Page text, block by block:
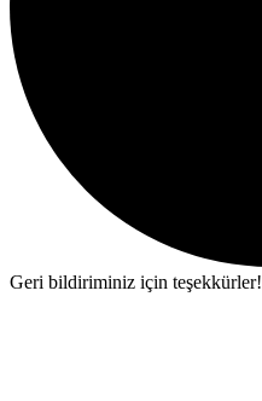
Geri bildiriminiz için teşekkürler!